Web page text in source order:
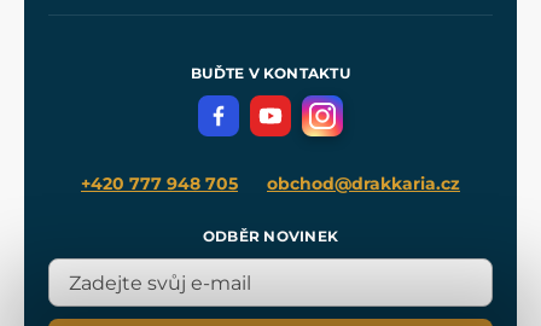
Meče pro Kingdom Come
BUĎTE V KONTAKTU
+420 777 948 705 obchod@drakkaria.cz
ODBĚR NOVINEK